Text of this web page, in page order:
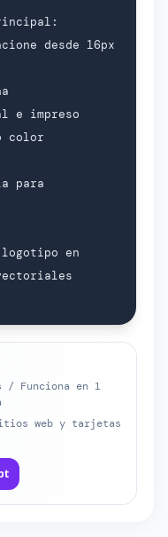
desde 16px
e impreso
color
para
en
/ Funciona en 1
web y tarjetas